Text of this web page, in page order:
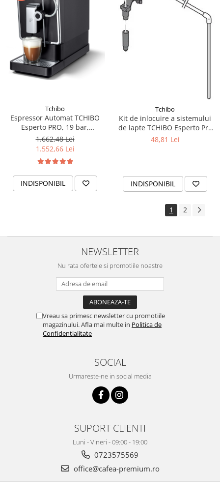
Tchibo
Espressor Automat TCHIBO
Esperto PRO, 19 bar,
dispozitiv spumare lapte,
Negru
1.662,48 Lei
1.552,66 Lei
INDISPONIBIL
Tchibo
Kit de inlocuire a sistemului
de lapte TCHIBO Esperto Pro
One Touch Milk System
48,81 Lei
INDISPONIBIL
1 2
NEWSLETTER
Nu rata ofertele si promotiile noastre
Vreau sa primesc newsletter cu promotiile
magazinului. Afla mai multe in Politica de
Confidentialitate
SOCIAL
Urmareste-ne in social media
SUPORT CLIENTI
Luni - Vineri - 09:00 - 19:00
0723575569
office@cafea-premium.ro